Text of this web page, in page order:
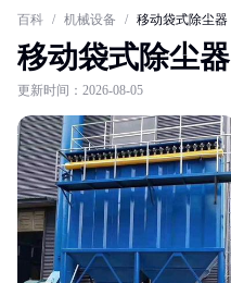
百科 / 机械设备 / 移动袋式除尘器
移动袋式除尘器
更新时间：2026-08-05